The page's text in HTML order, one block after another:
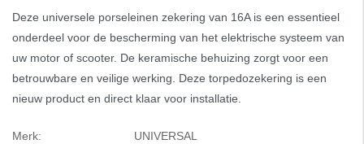
Deze universele porseleinen zekering van 16A is een essentieel
onderdeel voor de bescherming van het elektrische systeem van
uw motor of scooter. De keramische behuizing zorgt voor een
betrouwbare en veilige werking. Deze torpedozekering is een
nieuw product en direct klaar voor installatie.
Merk:
UNIVERSAL